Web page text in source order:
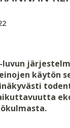
luvun
käytön